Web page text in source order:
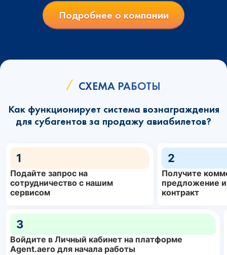
Подробнее о компании
СХЕМА РАБОТЫ
Как функционирует система вознаграждения
для субагентов за продажу авиабилетов?
1
Подайте запрос на
сотрудничество с нашим
сервисом
2
Получите
предложение
контракт
3
Войдите в Личный кабинет на платформе
Agent.aero для начала работы